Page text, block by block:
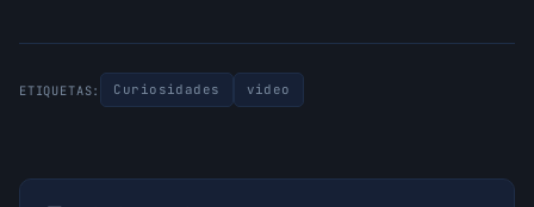
ETIQUETAS: Curiosidades video